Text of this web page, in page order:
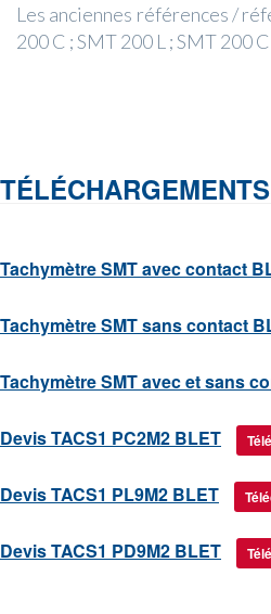
Les anciennes références /
200 C ; SMT 200 L ; SMT 200
TÉLÉCHARGEMENTS
Tachymètre SMT avec contact
Tachymètre SMT sans contact
Tachymètre SMT avec et sans
Devis TACS1 PC2M2 BLET
Devis TACS1 PL9M2 BLET
Devis TACS1 PD9M2 BLET